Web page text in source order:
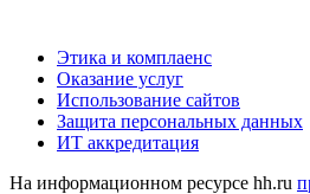
Этика и комплаенс
Оказание услуг
Использование сайтов
Защита персональных данных
ИТ аккредитация
На информационном ресурсе hh.ru